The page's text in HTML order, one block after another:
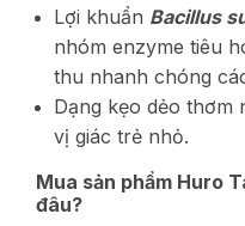
Lợi khuẩn Bacillus
nhóm enzyme tiêu
thu nhanh chóng
Dạng kẹo dẻo thơm
vị giác trẻ nhỏ.
Mua sản phẩm Huro
đâu?